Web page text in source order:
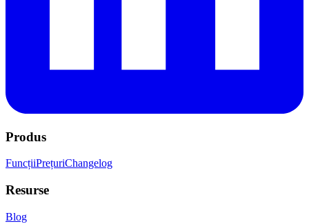
Produs
FuncțiiPrețuriChangelog
Resurse
Blog